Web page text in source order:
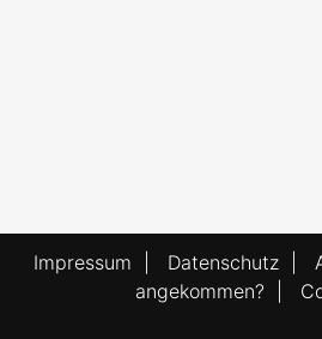
Impressum Datenschutz|
angekommen?